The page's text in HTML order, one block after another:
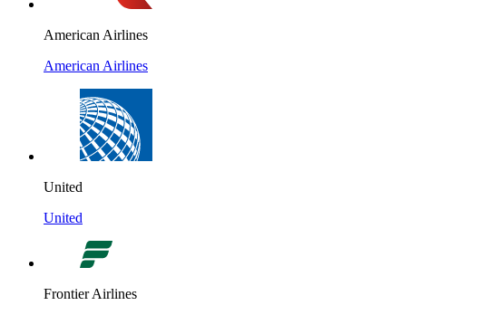
American Airlines
American Airlines
United
United
Frontier Airlines